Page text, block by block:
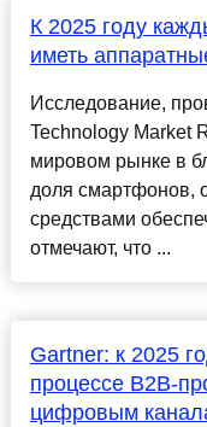
К 2025 году
иметь
Исследование,
Technology Market
мировом рынке в
доля смартфонов,
средствами
отмечают, что ...
Gartner: к 2025
процессе B2B-
цифровым